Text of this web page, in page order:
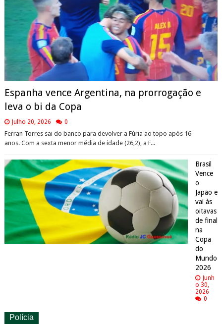
Espanha vence Argentina, na prorrogação e
leva o bi da Copa
Julho 20, 2026 0
Ferran Torres sai do banco para devolver a Fúria ao topo após 16
anos. Com a sexta menor média de idade (26,2), a F...
Brasil
Vence
o
Japão e
vai às
oitavas
de final
na
Copa
do
Mundo
2026
Junh
o 30,
2026
0
Polícia